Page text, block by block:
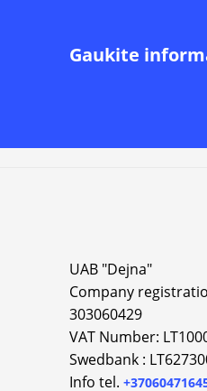
Gaukite
UAB "Dejna"
Company
303060429
VAT Number:
Swedbank :
Info tel.